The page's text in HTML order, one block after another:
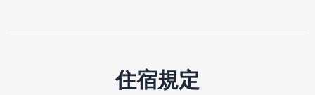
住宿規定